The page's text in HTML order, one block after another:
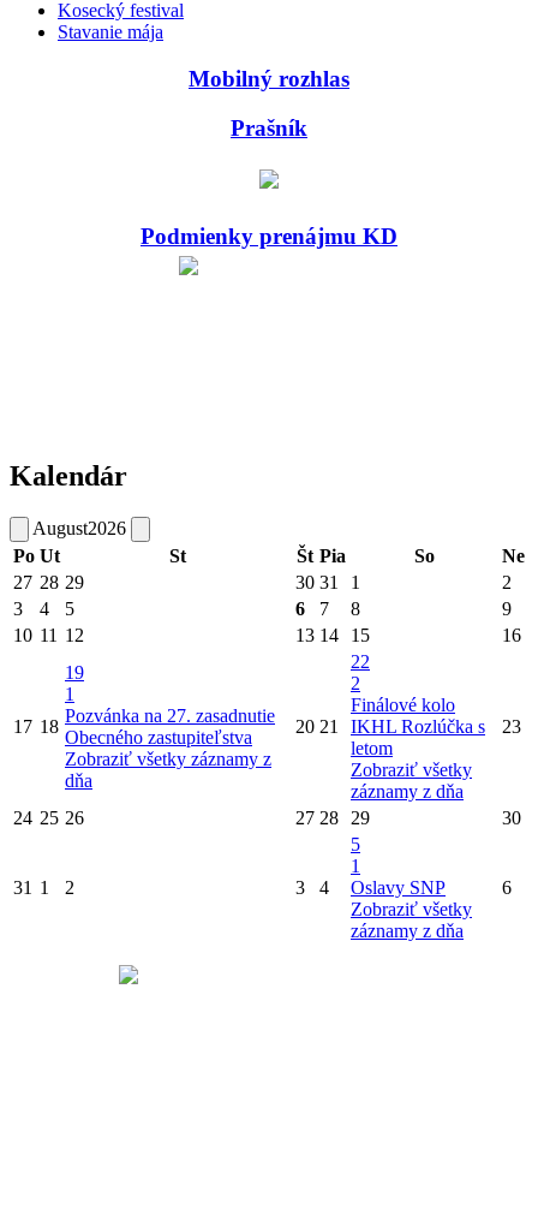
Kosecký festival
Stavanie mája
Mobilný rozhlas
Prašník
Podmienky prenájmu KD
Kalendár
August2026
Po Ut St Št Pia So
Ne
27 28 29 30 31 1
2
3
4 5 6 7 8
9
10 11 12 13 14 15 16
17 18
19
1
Pozvánka na 27. zasadnutie
Obecného zastupiteľstva
Zobraziť všetky záznamy z
dňa
20 21
22
2
Finálové kolo
IKHL Rozlúčka s
letom
Zobraziť všetky
záznamy z dňa
23
24 25 26 27 28 29 30
31 1 2 3 4
5
1
Oslavy SNP
Zobraziť všetky
záznamy z dňa
6